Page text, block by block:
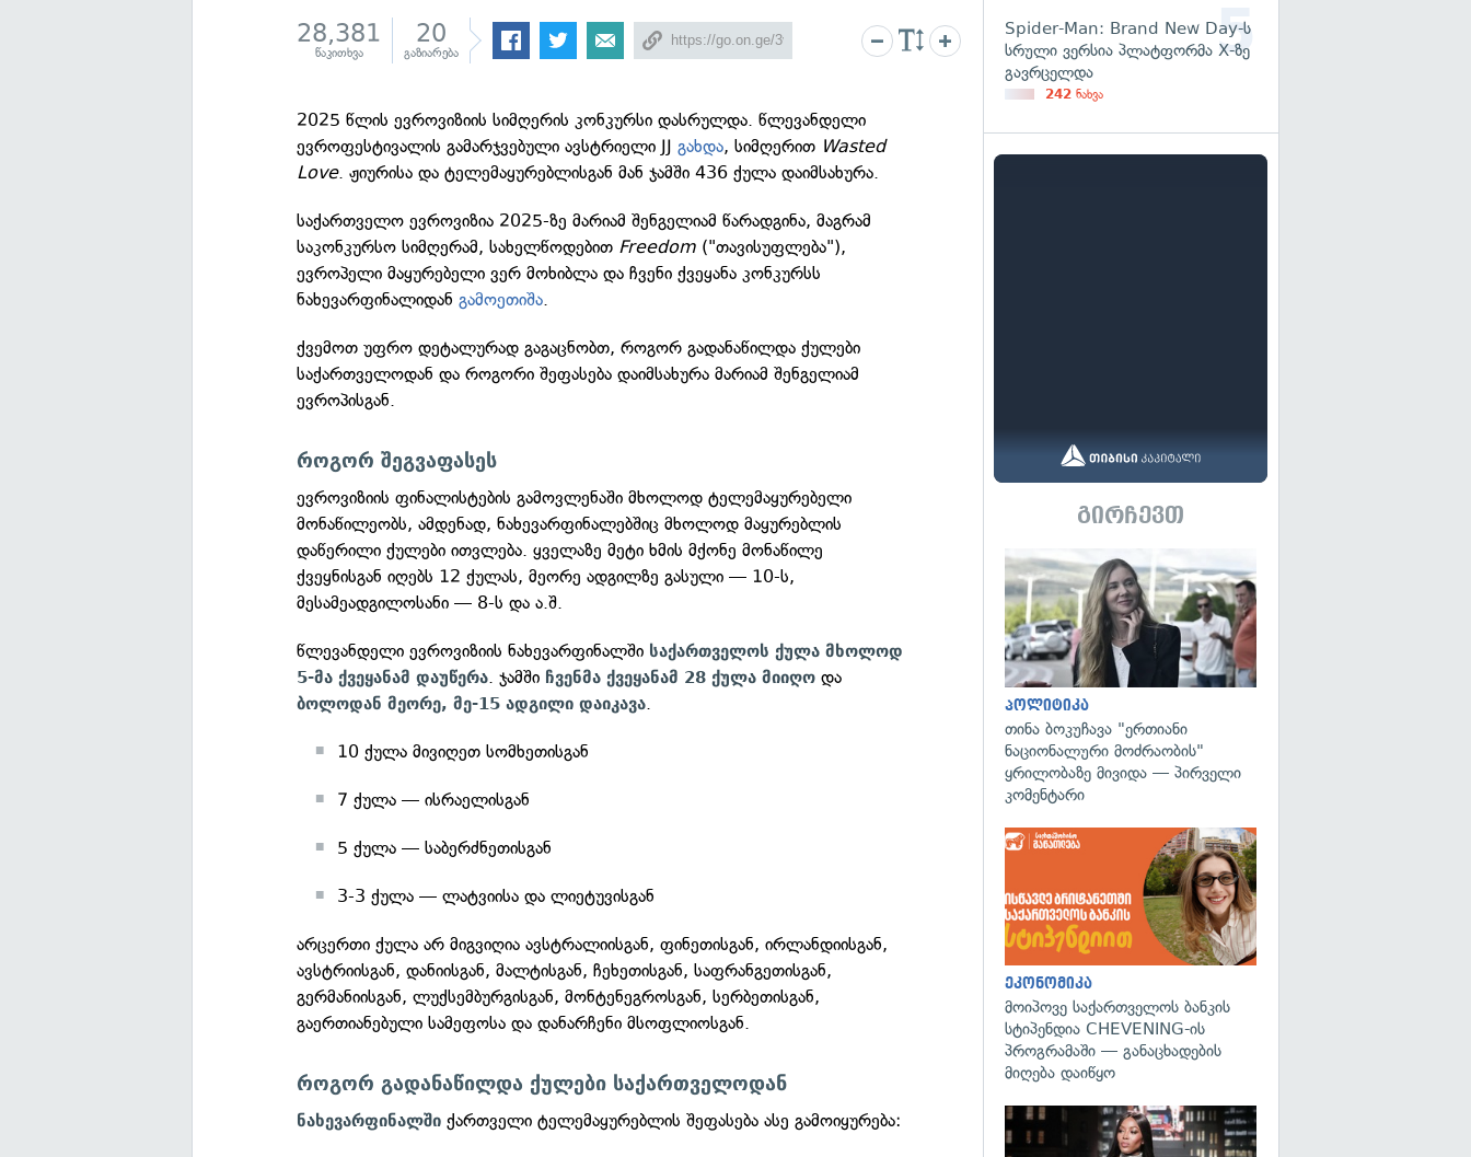
28,381
წაკითხვა
20
გაზიარება
2025 წლის ევროვიზიის სიმღერის კონკურსი დასრულდა. წლევანდელი
ევროფესტივალის გამარჯვებული ავსტრიელი JJგახდა, სიმღერით Wasted
Love. ჟიურისა და ტელემაყურებლისგან მან ჯამში 436 ქულა დაიმსახურა.
საქართველო ევროვიზია 2025-ზე მარიამ შენგელიამ წარადგინა, მაგრამ
საკონკურსო სიმღერამ, სახელწოდებით Freedom ("თავისუფლება"),
ევროპელი მაყურებელი ვერ მოხიბლა და ჩვენი ქვეყანა კონკურსს
ნახევარფინალიდანგამოეთიშა.
ქვემოთ უფრო დეტალურად გაგაცნობთ, როგორ გადანაწილდა ქულები
საქართველოდან და როგორი შეფასება დაიმსახურა მარიამ შენგელიამ
ევროპისგან.
როგორ შეგვაფასეს
ევროვიზიის ფინალისტების გამოვლენაში მხოლოდ ტელემაყურებელი
მონაწილეობს, ამდენად, ნახევარფინალებშიც მხოლოდ მაყურებლის
დაწერილი ქულები ითვლება. ყველაზე მეტი ხმის მქონე მონაწილე
ქვეყნისგან იღებს 12 ქულას, მეორე ადგილზე გასული — 10-ს,
მესამეადგილოსანი — 8-ს და ა.შ.
წლევანდელი ევროვიზიის ნახევარფინალში საქართველოს ქულა მხოლოდ
5-მა ქვეყანამ დაუწერა. ჯამში ჩვენმა ქვეყანამ 28 ქულა მიიღო და
ბოლოდან მეორე, მე-15 ადგილი დაიკავა.
10 ქულა მივიღეთ სომხეთისგან
7 ქულა — ისრაელისგან
5 ქულა — საბერძნეთისგან
3-3 ქულა — ლატვიისა და ლიეტუვისგან
არცერთი ქულა არ მიგვიღია ავსტრალიისგან, ფინეთისგან, ირლანდიისგან,
ავსტრიისგან, დანიისგან, მალტისგან, ჩეხეთისგან, საფრანგეთისგან,
გერმანიისგან, ლუქსემბურგისგან, მონტენეგროსგან, სერბეთისგან,
გაერთიანებული სამეფოსა და დანარჩენი მსოფლიოსგან.
როგორ გადანაწილდა ქულები საქართველოდან
ნახევარფინალში ქართველი ტელემაყურებლის შეფასება ასე გამოიყურება:
Spider-Man: Brand New Day-ს
სრული ვერსია პლატფორმა X-ზე
გავრცელდა
242 ნახვა
გირჩევთ
პოლიტიკა
თინა ბოკუჩავა "ერთიანი
ნაციონალური მოძრაობის"
ყრილობაზე მივიდა — პირველი
კომენტარი
ეკონომიკა
მოიპოვე საქართველოს ბანკის
სტიპენდია CHEVENING-ის
პროგრამაში — განაცხადების
მიღება დაიწყო